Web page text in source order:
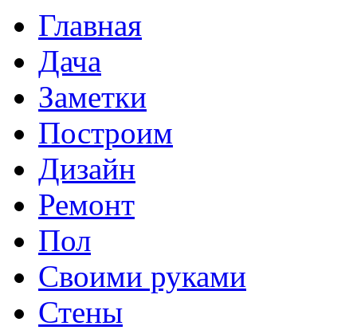
Главная
Дача
Заметки
Построим
Дизайн
Ремонт
Пол
Своими руками
Стены